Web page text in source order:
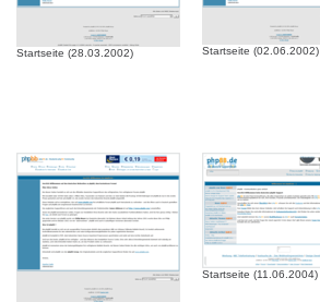
Startseite (28.03.2002) Startseite (02.06.2002)
Startseite (11.06.2004)